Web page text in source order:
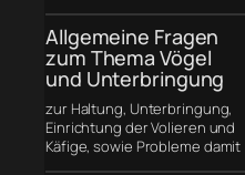
Allgemeine Fragen
zum Thema Vögel
und Unterbringung
zur Haltung, Unterbringung,
Einrichtung der Volieren und
Käfige, sowie Probleme damit